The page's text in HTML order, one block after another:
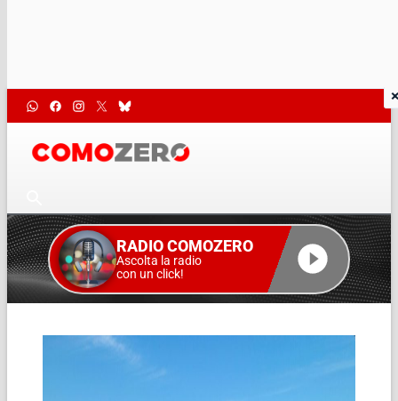
RADIO COMOZERO
Ascolta la radio
con un click!